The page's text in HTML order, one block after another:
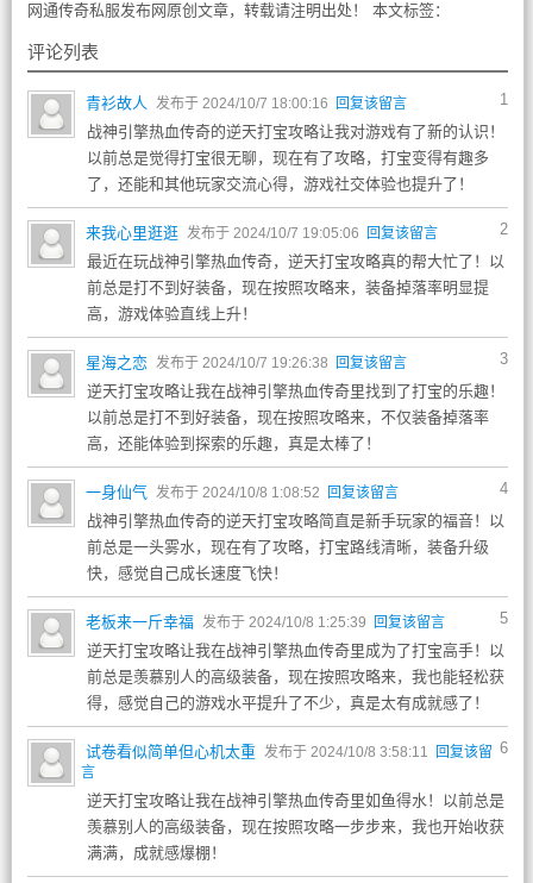
网通传奇私服发布网原创文章，转载请注明出处！ 本文标签：
评论列表
1
青衫故人 发布于 2024/10/7 18:00:16 回复该留言
战神引擎热血传奇的逆天打宝攻略让我对游戏有了新的认识！
以前总是觉得打宝很无聊，现在有了攻略，打宝变得有趣多
了，还能和其他玩家交流心得，游戏社交体验也提升了！
2
来我心里逛逛 发布于 2024/10/7 19:05:06 回复该留言
最近在玩战神引擎热血传奇，逆天打宝攻略真的帮大忙了！以
前总是打不到好装备，现在按照攻略来，装备掉落率明显提
高，游戏体验直线上升！
3
星海之恋 发布于 2024/10/7 19:26:38 回复该留言
逆天打宝攻略让我在战神引擎热血传奇里找到了打宝的乐趣！
以前总是打不到好装备，现在按照攻略来，不仅装备掉落率
高，还能体验到探索的乐趣，真是太棒了！
4
一身仙气 发布于 2024/10/8 1:08:52 回复该留言
战神引擎热血传奇的逆天打宝攻略简直是新手玩家的福音！以
前总是一头雾水，现在有了攻略，打宝路线清晰，装备升级
快，感觉自己成长速度飞快！
5
老板来一斤幸福 发布于 2024/10/8 1:25:39 回复该留言
逆天打宝攻略让我在战神引擎热血传奇里成为了打宝高手！以
前总是羡慕别人的高级装备，现在按照攻略来，我也能轻松获
得，感觉自己的游戏水平提升了不少，真是太有成就感了！
6
试卷看似简单但心机太重 发布于 2024/10/8 3:58:11 回复该留
言
逆天打宝攻略让我在战神引擎热血传奇里如鱼得水！以前总是
羡慕别人的高级装备，现在按照攻略一步步来，我也开始收获
满满，成就感爆棚！